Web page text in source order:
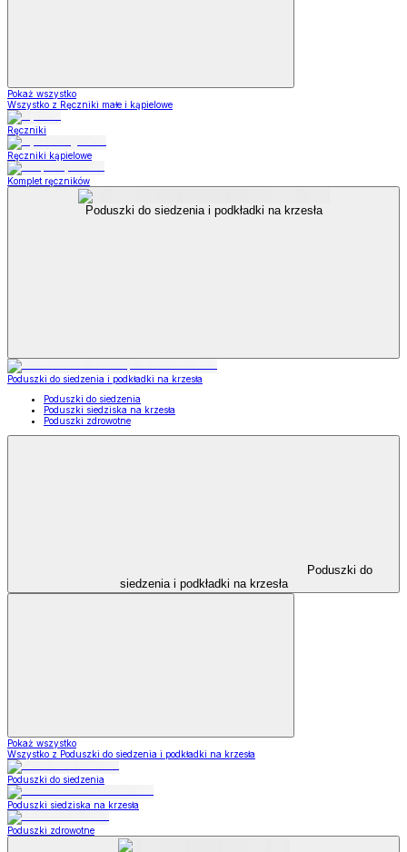
Pokaż wszystko
Wszystko z Ręczniki małe i kąpielowe
Ręczniki
Ręczniki kąpielowe
Komplet ręczników
Poduszki do siedzenia i podkładki na krzesła
Poduszki do siedzenia i podkładki na krzesła
Poduszki do siedzenia
Poduszki siedziska na krzesła
Poduszki zdrowotne
Poduszki do
siedzenia i podkładki na krzesła
Pokaż wszystko
Wszystko z Poduszki do siedzenia i podkładki na krzesła
Poduszki do siedzenia
Poduszki siedziska na krzesła
Poduszki zdrowotne